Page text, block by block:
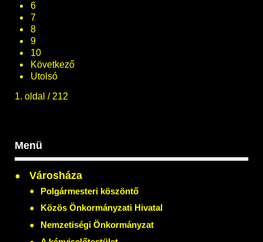
6
7
8
9
10
Következő
Utolsó
1. oldal / 212
Menü
Városháza
Polgármesteri köszöntő
Közös Önkormányzati Hivatal
Nemzetiségi Önkormányzat